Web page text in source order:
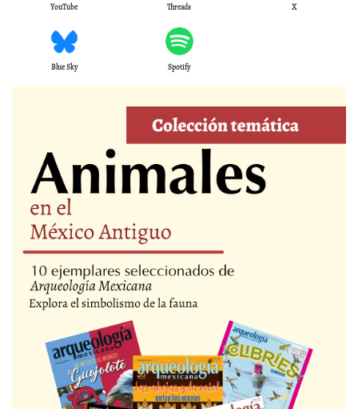
YouTube Threads X
Blue Sky Spotify